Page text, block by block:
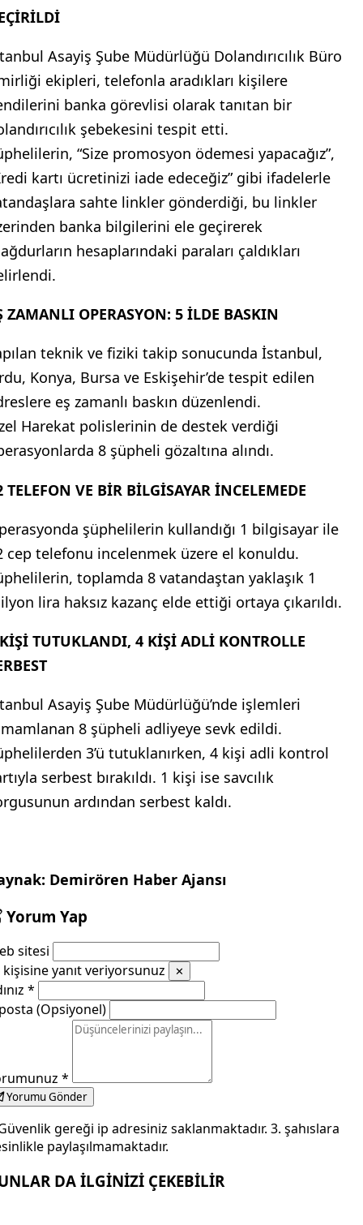
Asayiş Şube Müdürlüğü Dolandırıcılık Büro
ekipleri, telefonla aradıkları kişilere
banka görevlisi olarak tanıtan bir
şebekesini tespit etti.
“Size promosyon ödemesi yapacağız”,
kartı ücretinizi iade edeceğiz” gibi ifadelerle
sahte linkler gönderdiği, bu linkler
banka bilgilerini ele geçirerek
hesaplarındaki paraları çaldıkları
ZAMANLI OPERASYON: 5 İLDE BASKIN
teknik ve fiziki takip sonucunda İstanbul,
Konya, Bursa ve Eskişehir’de tespit edilen
eş zamanlı baskın düzenlendi.
Harekat polislerinin de destek verdiği
8 şüpheli gözaltına alındı.
TELEFON VE BİR BİLGİSAYAR İNCELEMEDE
şüphelilerin kullandığı 1 bilgisayar ile
cep telefonu incelenmek üzere el konuldu.
toplamda 8 vatandaştan yaklaşık 1
lira haksız kazanç elde ettiği ortaya çıkarıldı.
TUTUKLANDI, 4 KİŞİ ADLİ KONTROLLE
Asayiş Şube Müdürlüğü’nde işlemleri
8 şüpheli adliyeye sevk edildi.
3’ü tutuklanırken, 4 kişi adli kontrol
serbest bırakıldı. 1 kişi ise savcılık
ardından serbest kaldı.
Demirören Haber Ajansı
Yorum Yap
sitesi
kişisine yanıt veriyorsunuz
✕
*
(Opsiyonel)
*
Yorumu Gönder
gereği ip adresiniz saklanmaktadır. 3. şahıslara
paylaşılmamaktadır.
DA İLGİNİZİ ÇEKEBİLİR